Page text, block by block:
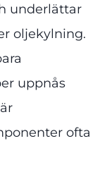
underlättar
oljekylning.
uppnås
ofta